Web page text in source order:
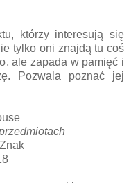
którzy interesują się
tylko oni znajdą tu coś
ale zapada w pamięć i
Pozwala poznać jej